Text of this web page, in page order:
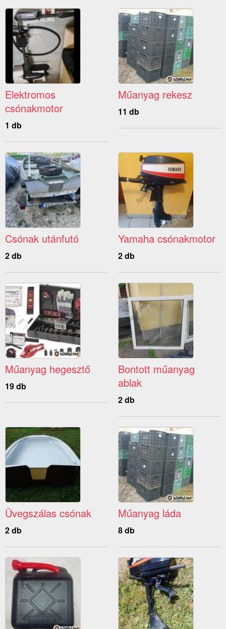
Elektromos
csónakmotor
1 db
Műanyag rekesz
11 db
Csónak utánfutó
2 db
Yamaha csónakmotor
2 db
Műanyag hegesztő
19 db
Bontott műanyag
ablak
2 db
Üvegszálas csónak
2 db
Műanyag láda
8 db